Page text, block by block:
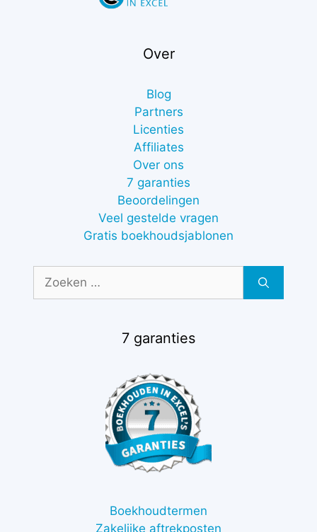
Over
Blog
Partners
Licenties
Affiliates
Over ons
7 garanties
Beoordelingen
Veel gestelde vragen
Gratis boekhoudsjablonen
Zoek
7 garanties
Boekhoudtermen
Zakelijke aftrekposten